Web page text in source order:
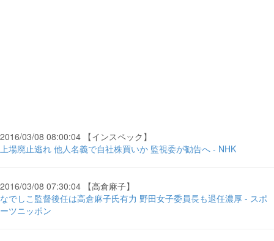
2016/03/08 08:00:04 【インスペック】
上場廃止逃れ 他人名義で自社株買いか 監視委が勧告へ - NHK
2016/03/08 07:30:04 【高倉麻子】
なでしこ監督後任は高倉麻子氏有力 野田女子委員長も退任濃厚 - スポ
ーツニッポン